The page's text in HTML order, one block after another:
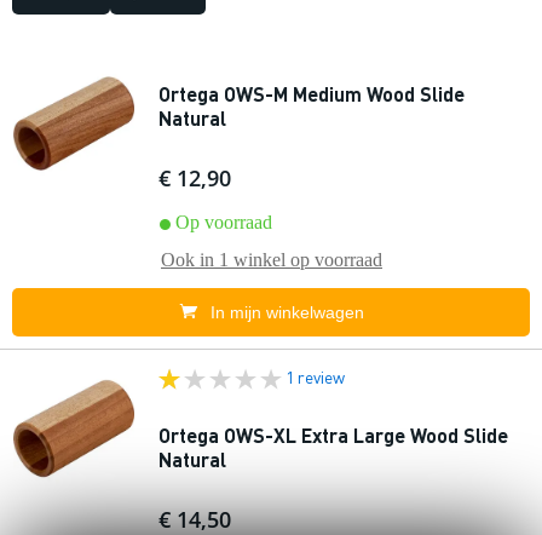
Ortega OWS-M Medium Wood Slide
Natural
€ 12,90
Op voorraad
Ook in 1 winkel op voorraad
In mijn winkelwagen
1 review
Ortega OWS-XL Extra Large Wood Slide
Natural
€ 14,50